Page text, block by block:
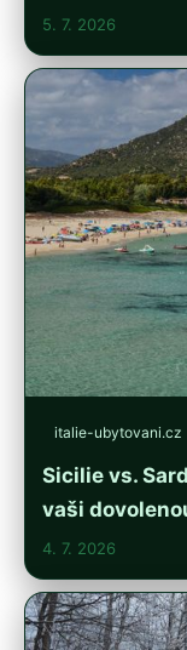
5. 7. 2026
italie-ubytovani.cz
Sicilie vs.
vaši
4. 7. 2026